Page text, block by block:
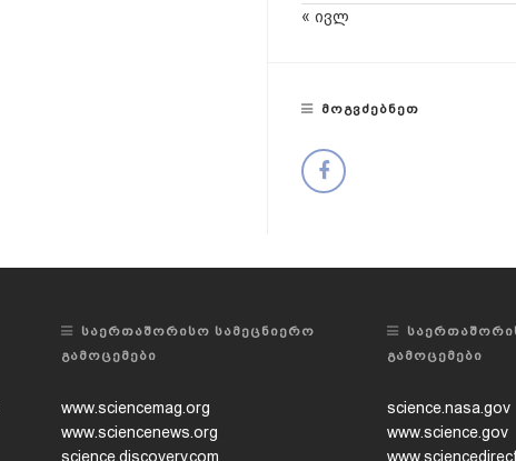
« ივლ
ᲛᲝᲒᲕᲫᲔᲑᲜᲔᲗ
ᲡᲐᲔᲠᲗᲐᲨᲝᲠᲘᲡᲝ ᲡᲐᲛᲔᲪᲜᲘᲔᲠᲝ
ᲒᲐᲛᲝᲪᲔᲛᲔᲑᲘ
www.sciencemag.org
www.sciencenews.org
science.discovery.com
ᲒᲐᲛᲝᲪᲔᲛᲔᲑᲘ
science.nasa.gov
www.science.gov